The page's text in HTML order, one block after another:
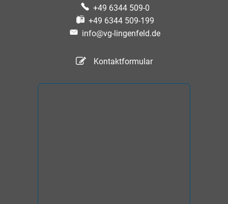
+49 6344 509-0
+49 6344 509-199
info@vg-lingenfeld.de
Kontaktformular